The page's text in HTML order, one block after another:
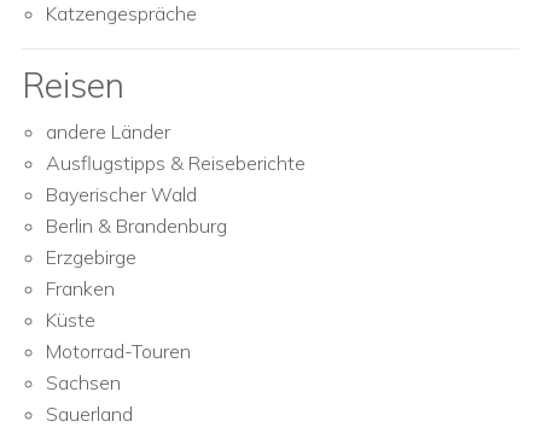
Katzengespräche
Reisen
andere Länder
Ausflugstipps & Reiseberichte
Bayerischer Wald
Berlin & Brandenburg
Erzgebirge
Franken
Küste
Motorrad-Touren
Sachsen
Sauerland